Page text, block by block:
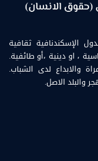
الإسكندنافية ثقافية
، او دينية ،أو طائفية.
والابداع لدى الشباب.
والبلد الاصل.